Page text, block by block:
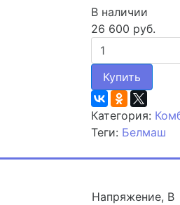
В наличии
26 600 руб.
Купить
Категория:
Теги: Белмаш
Напряжение, В